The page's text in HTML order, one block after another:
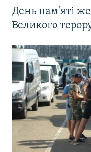
День пам'яті
Великого